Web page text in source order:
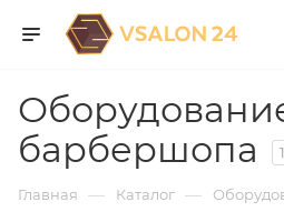
барбершопа
Главная — Каталог —